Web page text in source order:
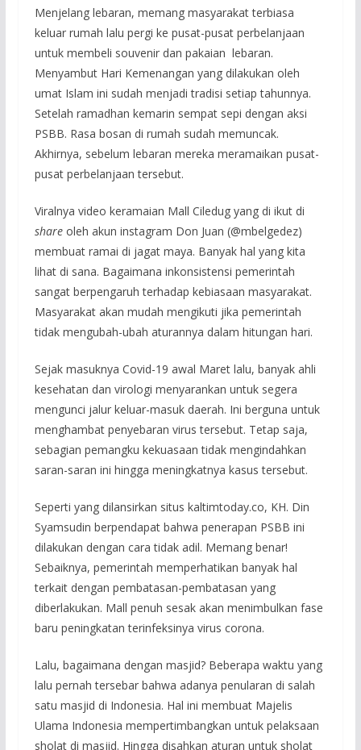
Menjelang lebaran, memang masyarakat terbiasa
keluar rumah lalu pergi ke pusat-pusat perbelanjaan
untuk membeli souvenir dan pakaian lebaran.
Menyambut Hari Kemenangan yang dilakukan oleh
umat Islam ini sudah menjadi tradisi setiap tahunnya.
Setelah ramadhan kemarin sempat sepi dengan aksi
PSBB. Rasa bosan di rumah sudah memuncak.
Akhirnya, sebelum lebaran mereka meramaikan pusat-
pusat perbelanjaan tersebut.
Viralnya video keramaian Mall Ciledug yang di ikut di
shareoleh akun instagram Don Juan (@mbelgedez)
membuat ramai di jagat maya. Banyak hal yang kita
lihat di sana. Bagaimana inkonsistensi pemerintah
sangat berpengaruh terhadap kebiasaan masyarakat.
Masyarakat akan mudah mengikuti jika pemerintah
tidak mengubah-ubah aturannya dalam hitungan hari.
Sejak masuknya Covid-19 awal Maret lalu, banyak ahli
kesehatan dan virologi menyarankan untuk segera
mengunci jalur keluar-masuk daerah. Ini berguna untuk
menghambat penyebaran virus tersebut. Tetap saja,
sebagian pemangku kekuasaan tidak mengindahkan
saran-saran ini hingga meningkatnya kasus tersebut.
Seperti yang dilansirkan situs kaltimtoday.co, KH. Din
Syamsudin berpendapat bahwa penerapan PSBB ini
dilakukan dengan cara tidak adil. Memang benar!
Sebaiknya, pemerintah memperhatikan banyak hal
terkait dengan pembatasan-pembatasan yang
diberlakukan. Mall penuh sesak akan menimbulkan fase
baru peningkatan terinfeksinya virus corona.
Lalu, bagaimana dengan masjid? Beberapa waktu yang
lalu pernah tersebar bahwa adanya penularan di salah
satu masjid di Indonesia. Hal ini membuat Majelis
Ulama Indonesia mempertimbangkan untuk pelaksaan
sholat di masjid. Hingga disahkan aturan untuk sholat